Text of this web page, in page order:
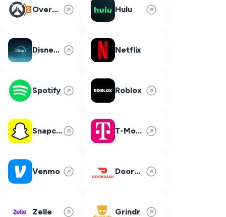
Overwatch 2 Hulu
Disney Plus Netflix
Spotify Roblox
Snapchat T-Mobile
Venmo DoorDash
Zelle Grindr